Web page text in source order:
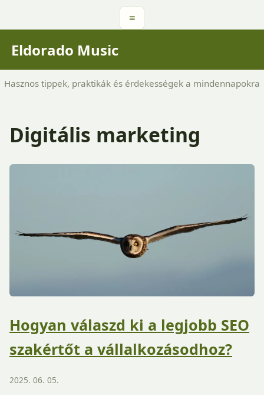
≡
Eldorado Music
Hasznos tippek, praktikák és érdekességek a mindennapokra
Digitális marketing
Hogyan válaszd ki a legjobb SEO
szakértőt a vállalkozásodhoz?
2025. 06. 05.